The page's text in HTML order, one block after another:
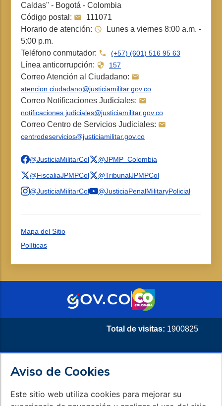
Aviso de Cookies
Este sitio web utiliza cookies para mejorar su
Caldas" - Bogotá - Colombia
Código postal:
111071
Horario de atención:
Lunes a viernes 8:00 a.m. -
5:00 p.m.
Teléfono conmutador:
(+57) (601) 516 95 63
Línea anticorrupción: 157
Correo Atención al Ciudadano:
atencion.ciudadano@justiciamilitar.gov.co
Correo Notificaciones Judiciales:
notificaciones.judiciales@justiciamilitar.gov.co
Correo Centro de Servicios Judiciales:
centrodeservicios@justiciamilitar.gov.co
@JusticiaMilitarCol
@JPMP_Colombia
@FiscaliaJPMPCol
@TribunalJPMPCol
@JusticiaMilitarCol
@JusticiaPenalMilitaryPolicial
Mapa del Sitio
Políticas
Total de visitas: 1900825